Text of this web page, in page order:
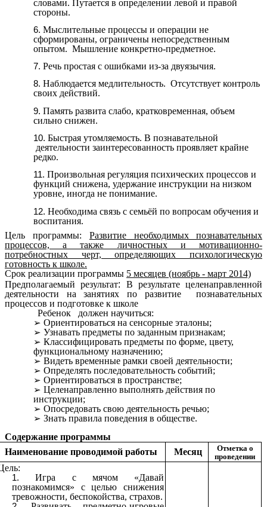
словами. Путается в определении левой и правой
стороны.
Мыслительные процессы и операции не
сформированы, ограничены непосредственным
опытом. Мышление конкретно-предметное.
Речь простая с ошибками из-за двуязычия.
Наблюдается медлительность. Отсутствует контроль
своих действий.
Память развита слабо, кратковременная, объем
сильно снижен.
Быстрая утомляемость. В познавательной
деятельности заинтересованность проявляет крайне
редко.
Произвольная регуляция психических процессов и
функций снижена, удержание инструкции на низком
уровне, иногда не понимание.
Необходима связь с семьёй по вопросам обучения и
воспитания.
Цель программы:
Развитие необходимых познавательных
процессов, а также личностных и мотивационно-
потребностных черт, определяющих психологическую
готовность к школе.
Срок реализации программы 5 месяцев (ноябрь - март 2014)
Предполагаемый результат:
В результате целенаправленной
деятельности на занятиях по развитие познавательных
процессов и подготовке к школе
Ребенок должен научиться:
Ориентироваться на сенсорные эталоны;
Узнавать предметы по заданным признакам;
Классифицировать предметы по форме, цвету,
функциональному назначению;
Видеть временные рамки своей деятельности;
Определять последовательность событий;
Ориентироваться в пространстве;
Целенаправленно выполнять действия по
инструкции;
Опосредовать свою деятельность речью;
Знать правила поведения в обществе.
Содержание программы
Наименование проводимой работы
Месяц
Отметка о
проведении
Игра с мячом «Давай
познакомимся» с целью снижения
тревожности, беспокойства, страхов.